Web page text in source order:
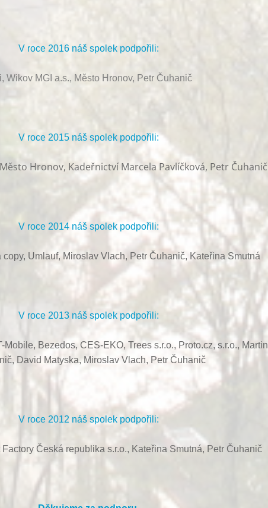
V roce 2016 náš spolek podpořili:
Wikov MGI a.s., Město Hronov, Petr Čuhanič
V roce 2015 náš spolek podpořili:
Hronov, Kadeřnictví Marcela Pavlíčková, Petr Čuhanič
V roce 2014 náš spolek podpořili:
copy, Umlauf, Miroslav Vlach, Petr Čuhanič, Kateřina Smutná
V roce 2013 náš spolek podpořili:
Mobile, Bezedos, CES-EKO, Trees s.r.o., Proto.cz, s.r.o., Martin
David Matyska,Miroslav Vlach, Petr Čuhanič
V roce 2012 náš spolek podpořili:
Factory Česká republika s.r.o., Kateřina Smutná, Petr Čuhanič